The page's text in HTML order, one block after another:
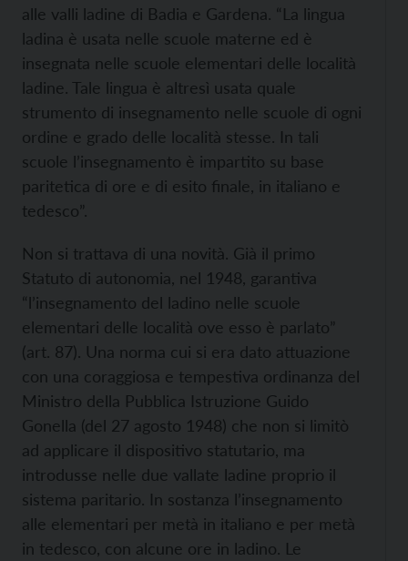
alle valli ladine di Badia e Gardena. “La lingua
ladina è usata nelle scuole materne ed è
insegnata nelle scuole elementari delle località
ladine. Tale lingua è altresì usata quale
strumento di insegnamento nelle scuole di ogni
ordine e grado delle località stesse. In tali
scuole l’insegnamento è impartito su base
paritetica di ore e di esito finale, in italiano e
tedesco”.
Non si trattava di una novità. Già il primo
Statuto di autonomia, nel 1948, garantiva
“l’insegnamento del ladino nelle scuole
elementari delle località ove esso è parlato”
(art. 87). Una norma cui si era dato attuazione
con una coraggiosa e tempestiva ordinanza del
Ministro della Pubblica Istruzione Guido
Gonella (del 27 agosto 1948) che non si limitò
ad applicare il dispositivo statutario, ma
introdusse nelle due vallate ladine proprio il
sistema paritario. In sostanza l’insegnamento
alle elementari per metà in italiano e per metà
in tedesco, con alcune ore in ladino. Le